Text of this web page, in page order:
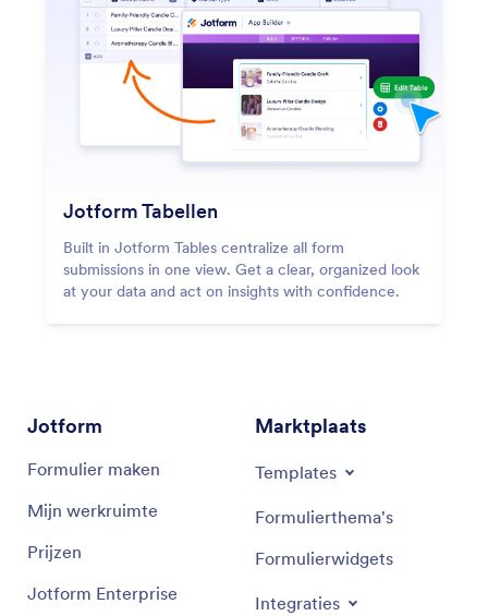
Jotform Tabellen
Built in Jotform Tables centralize all form
submissions in one view. Get a clear, organized look
at your data and act on insights with confidence.
Jotform
Formulier maken
Mijn werkruimte
Prijzen
Jotform Enterprise
Marktplaats
Templates
Formulierthema's
Formulierwidgets
Integraties